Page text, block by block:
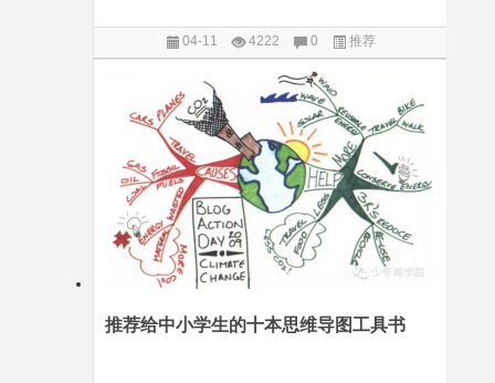
04-11 4222 0 推荐
推荐给中小学生的十本思维导图工具书